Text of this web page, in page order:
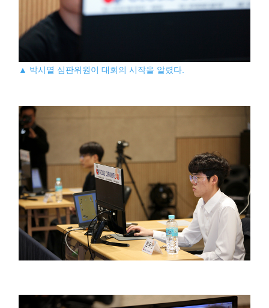
▲ 박시열 심판위원이 대회의 시작을 알렸다.